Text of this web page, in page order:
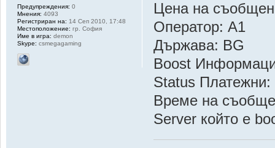
Цена на
Оператор: A1
Държава: BG
Boost
Status Платежни:
Време на
Server който е
Предупреждения: 0
Мнения: 4093
Регистриран на: 14 Сеп 2010, 17:48
Местоположение: гр. София
Име в игра: demon
Skype: csmegagaming